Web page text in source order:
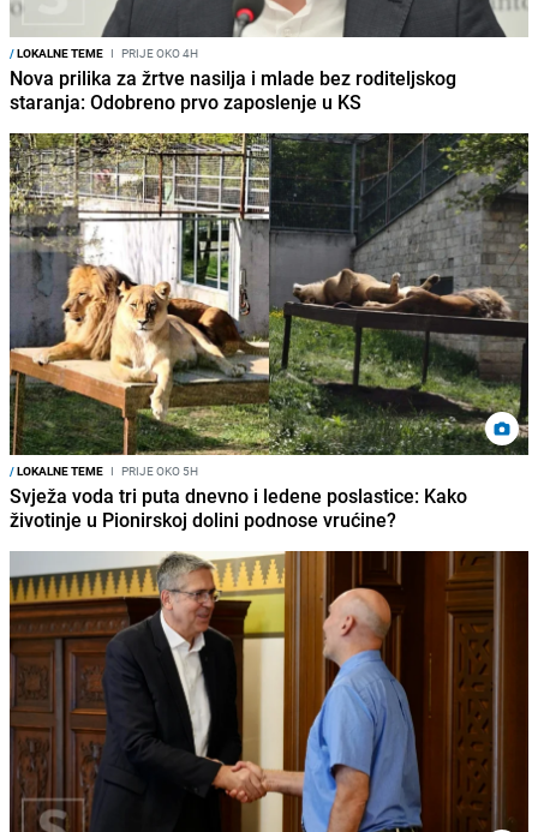
/LOKALNE TEME I PRIJE OKO 4H
Nova prilika za žrtve nasilja i mlade bez roditeljskog
staranja: Odobreno prvo zaposlenje u KS
/LOKALNE TEME I PRIJE OKO 5H
Svježa voda tri puta dnevno i ledene poslastice: Kako
životinje u Pionirskoj dolini podnose vrućine?